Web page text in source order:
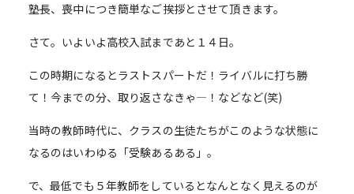
塾長、喪中につき簡単なご挨拶とさせて頂きます。
さて。いよいよ高校入試まであと１４日。
この時期になるとラストスパートだ！ライバルに打ち勝
て！今までの分、取り返さなきゃ―！などなど(笑)
当時の教師時代に、クラスの生徒たちがこのような状態に
なるのはいわゆる「受験あるある」。
で、最低でも５年教師をしているとなんとなく見えるのが